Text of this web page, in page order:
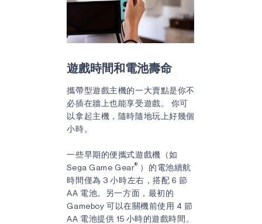
遊戲時間和電池壽命
攜帶型遊戲主機的一大賣點是你不
必插在牆上也能享受遊戲。 你可
以拿起主機，隨時隨地玩上好幾個
小時。
一些早期的便攜式遊戲機（如
Sega Game Gear® ）的電池續航
時間僅為 3 小時左右，搭配 6 節
AA 電池。另一方面，最初的
Gameboy 可以在關機前使用 4 節
AA 電池提供 15 小時的遊戲時間。